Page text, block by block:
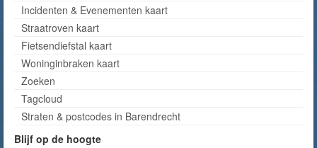
Incidenten & Evenementen kaart
Straatroven kaart
Fietsendiefstal kaart
Woninginbraken kaart
Zoeken
Tagcloud
Straten & postcodes in Barendrecht
Blijf op de hoogte